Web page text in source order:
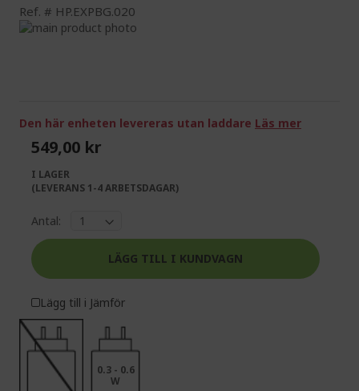
Ref. HP.EXPBG.020
Skip
images
gallery
the
images
gallery
549,00 kr
I LAGER
(LEVERANS 1-4 ARBETSDAGAR)
Antal:
LÄGG TILL I KUNDVAGN
Lägg till i Jämför
0.3 - 0.6
W
Den här enheten levereras utan laddare Läs mer